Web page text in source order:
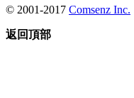
© 2001-2017 Comsenz Inc.
返回頂部